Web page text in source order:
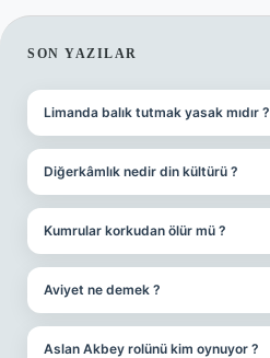
SIDEBAR
SON YAZILAR
Limanda balık tutmak yasak mıdır ?
Diğerkâmlık nedir din kültürü ?
Kumrular korkudan ölür mü ?
Aviyet ne demek ?
Aslan Akbey rolünü kim oynuyor ?